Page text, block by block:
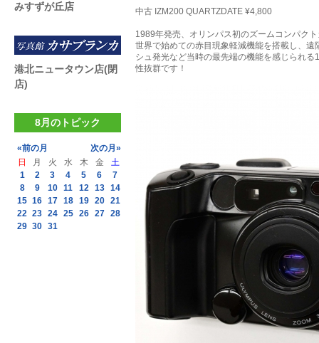
中古 IZM200 QUARTZDATE ¥4,800
1989年発売、オリンパス初のズームコンパク
世界で始めての赤目現象軽減機能を搭載し、
シュ発光など当時の最先端の機能を感じられ
性抜群です！
みすずが丘店
港北ニュータウン店(閉
店)
8月のトピック
«前の月
次の月»
日
月 火 水 木 金
土
1
2 3 4 5 6
7
8
9 10 11 12 13 14
15 16 17 18 19 20 21
22 23 24 25 26 27 28
29 30 31